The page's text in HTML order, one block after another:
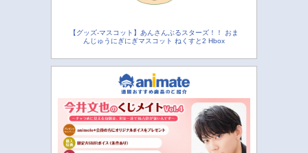
【グッズ-マスコット】あんさんぶるスターズ！！ おま
んじゅうにぎにぎマスコット ねくすと2 Hbox